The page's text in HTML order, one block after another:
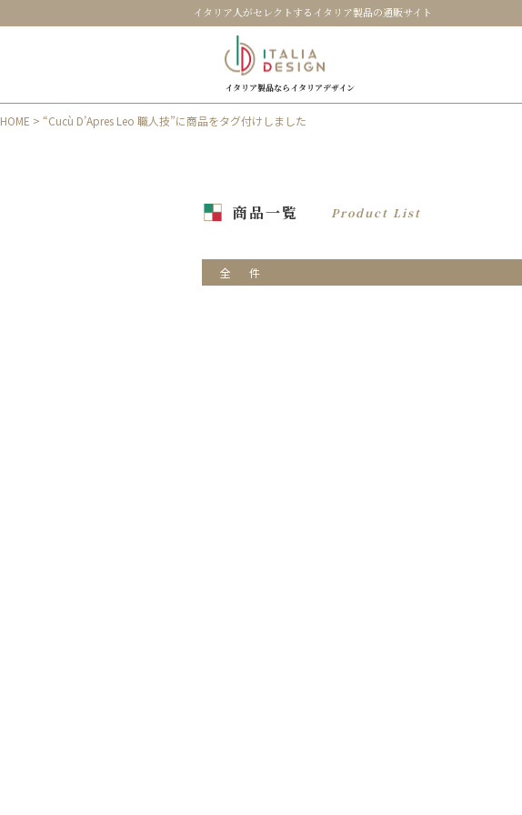
イタリア人がセレクトするイタリア製品の通販サイト
イタリア製品ならイタリアデザイン
HOME > “Cucù D’Apres Leo 職人技”に商品をタグ付けしました
商品一覧 Product List
全 件